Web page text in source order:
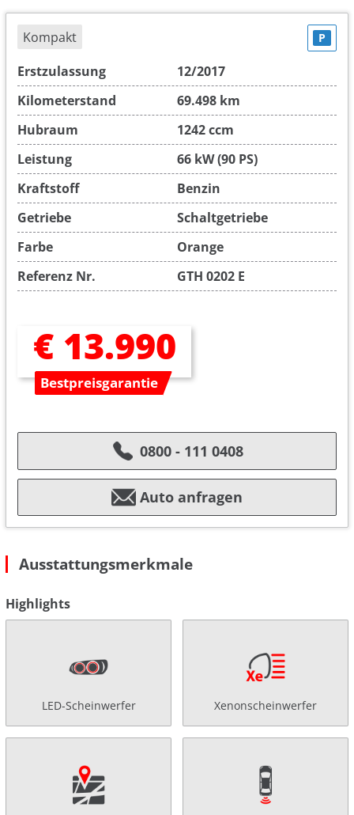
Kompakt P
Erstzulassung
12/2017
Kilometerstand
69.498 km
Hubraum
1242 ccm
Leistung
66 kW (90 PS)
Kraftstoff
Benzin
Getriebe
Schaltgetriebe
Farbe
Orange
Referenz Nr.
GTH 0202 E
€ 13.990
Bestpreisgarantie
0800 - 111 0408
Auto anfragen
Ausstattungsmerkmale
Highlights
LED-Scheinwerfer Xenonscheinwerfer